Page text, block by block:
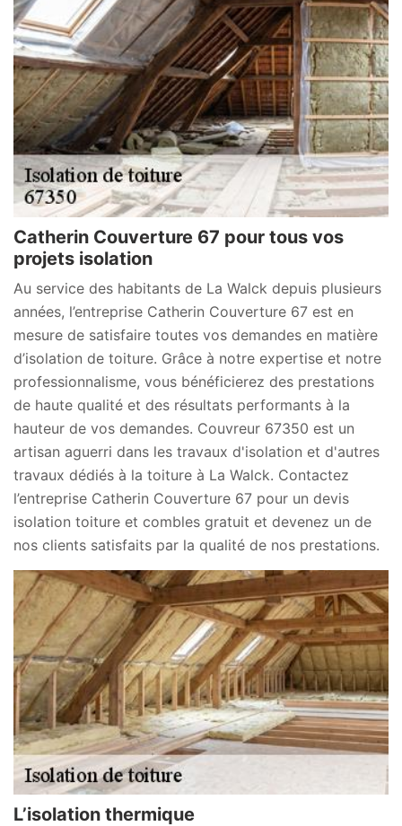
Catherin Couverture 67 pour tous vos
projets isolation
Au service des habitants de La Walck depuis plusieurs
années, l’entreprise Catherin Couverture 67 est en
mesure de satisfaire toutes vos demandes en matière
d’isolation de toiture. Grâce à notre expertise et notre
professionnalisme, vous bénéficierez des prestations
de haute qualité et des résultats performants à la
hauteur de vos demandes. Couvreur 67350 est un
artisan aguerri dans les travaux d'isolation et d'autres
travaux dédiés à la toiture à La Walck. Contactez
l’entreprise Catherin Couverture 67 pour un devis
isolation toiture et combles gratuit et devenez un de
nos clients satisfaits par la qualité de nos prestations.
L’isolation thermique